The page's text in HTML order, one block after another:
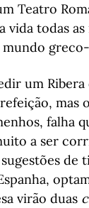
Teatro
vida todas
mundo
um Ribera
mas
falha
a ser
de
virão duas